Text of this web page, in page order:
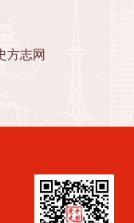
方志网